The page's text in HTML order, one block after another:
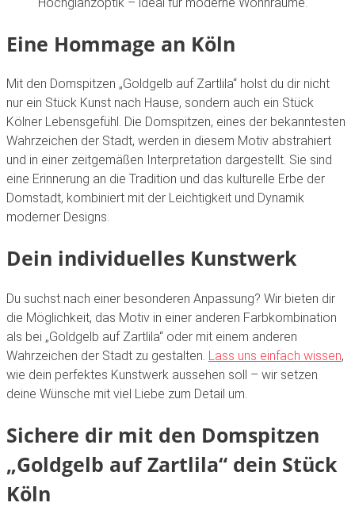
Eine Hommage an Köln
Mit den Domspitzen „Goldgelb auf Zartlila“ holst du dir nicht
nur ein Stück Kunst nach Hause, sondern auch ein Stück
Kölner Lebensgefühl. Die Domspitzen, eines der bekanntesten
Wahrzeichen der Stadt, werden in diesem Motiv abstrahiert
und in einer zeitgemäßen Interpretation dargestellt. Sie sind
eine Erinnerung an die Tradition und das kulturelle Erbe der
Domstadt, kombiniert mit der Leichtigkeit und Dynamik
moderner Designs.
Dein individuelles Kunstwerk
Du suchst nach einer besonderen Anpassung? Wir bieten dir
die Möglichkeit, das Motiv in einer anderen Farbkombination
als bei „Goldgelb auf Zartlila“ oder mit einem anderen
Wahrzeichen der Stadt zu gestalten. Lass uns einfach wissen,
wie dein perfektes Kunstwerk aussehen soll – wir setzen
deine Wünsche mit viel Liebe zum Detail um.
Sichere dir mit den Domspitzen
„Goldgelb auf Zartlila“ dein Stück
Köln